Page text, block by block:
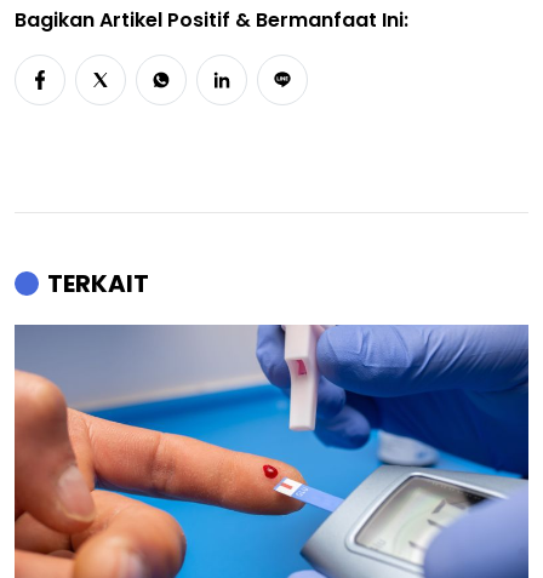
Bagikan Artikel Positif & Bermanfaat Ini:
TERKAIT